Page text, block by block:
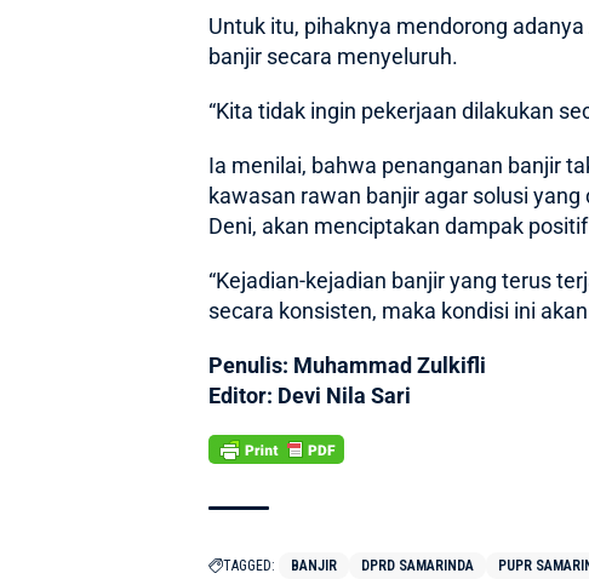
Untuk itu, pihaknya mendorong adanya
banjir secara menyeluruh.
“Kita tidak ingin pekerjaan dilakukan
Ia menilai, bahwa penanganan banjir
kawasan rawan banjir agar solusi
Deni, akan menciptakan dampak
“Kejadian-kejadian banjir yang terus
secara konsisten, maka kondisi ini
Penulis: Muhammad Zulkifli
Editor: Devi Nila Sari
TAGGED: BANJIR DPRD SAMARINDA PUPR